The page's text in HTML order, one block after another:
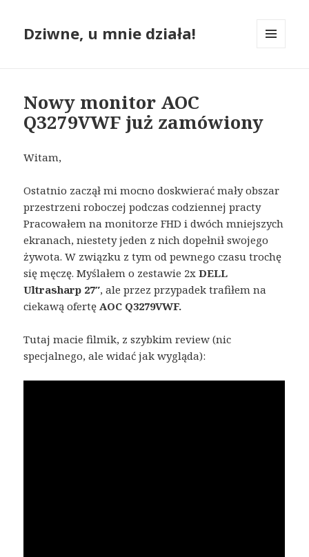
Dziwne, u mnie działa!
Nowy monitor AOC
Q3279VWF już zamówiony
Witam,
Ostatnio zaczął mi mocno doskwierać mały obszar
przestrzeni roboczej podczas codziennej practy
Pracowałem na monitorze FHD i dwóch mniejszych
ekranach, niestety jeden z nich dopełnił swojego
żywota. W związku z tym od pewnego czasu trochę
się męczę. Myślałem o zestawie 2xDELL
Ultrasharp 27″, ale przez przypadek trafiłem na
ciekawą ofertę AOC Q3279VWF.
Tutaj macie filmik, z szybkim review (nic
specjalnego, ale widać jak wygląda):